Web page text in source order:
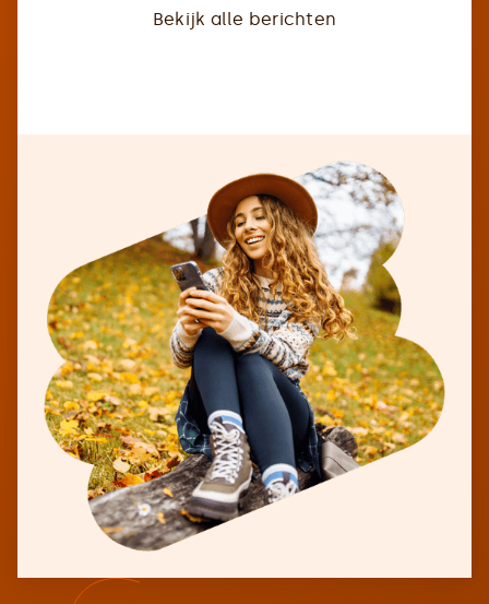
Bekijk alle berichten